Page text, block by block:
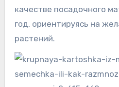
качестве посадочного
год, ориентируясь на
растений.